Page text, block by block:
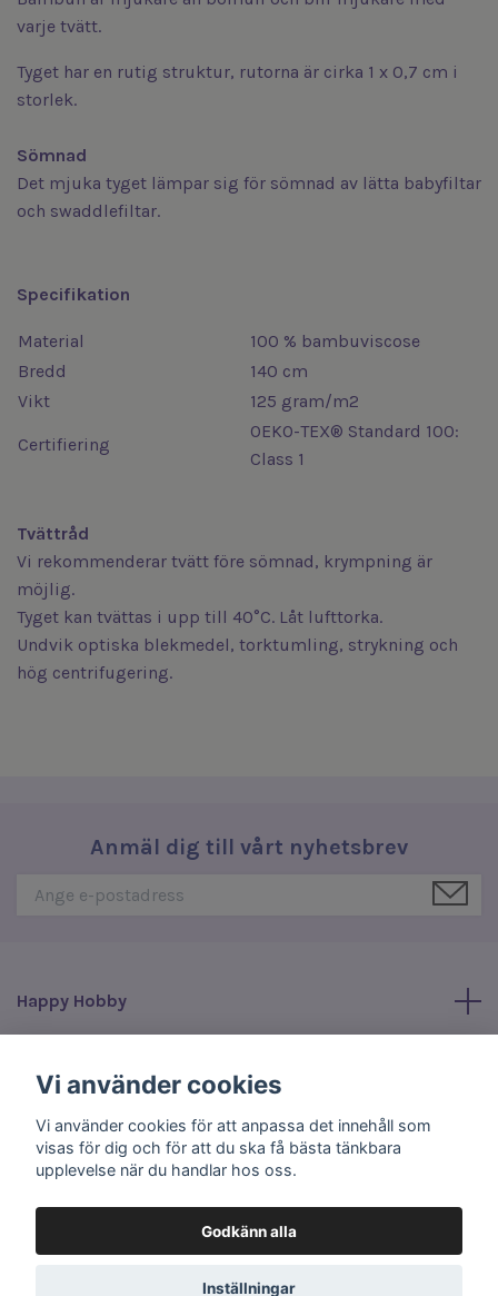
varje tvätt.
Tyget har en rutig struktur, rutorna är cirka 1 x 0,7 cm i
storlek.
Sömnad
Det mjuka tyget lämpar sig för sömnad av lätta babyfiltar
och swaddlefiltar.
Specifikation
Material
100 % bambuviscose
Bredd
140 cm
Vikt
125 gram/m2
Certifiering
OEKO-TEX® Standard 100:
Class 1
Tvättråd
Vi rekommenderar tvätt före sömnad, krympning är
möjlig.
Tyget kan tvättas i upp till 40°C. Låt lufttorka.
Undvik optiska blekmedel, torktumling, strykning och
hög centrifugering.
Anmäl dig till vårt nyhetsbrev
Happy Hobby
Sociala medier
© 2026 Happy Hobby
Vi använder cookies
Vi använder cookies för att anpassa det innehåll som
visas för dig och för att du ska få bästa tänkbara
upplevelse när du handlar hos oss.
Godkänn alla
Inställningar